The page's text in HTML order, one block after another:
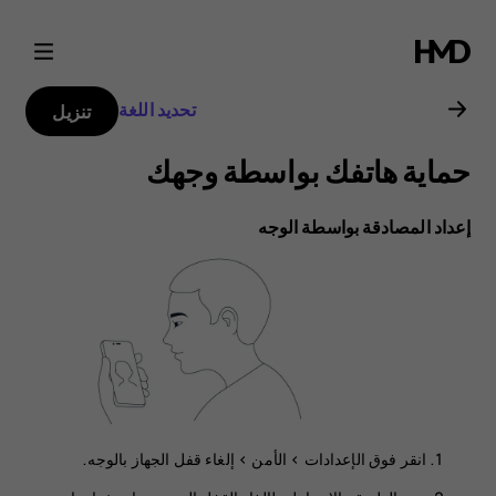
دليل
مستخدم
Nokia
G20
تحديد اللغة تنزيل
حماية هاتفك بواسطة وجهك
إعداد المصادقة بواسطة الوجه
انقر فوق الإعدادات > الأمن > إلغاء قفل الجهاز بالوجه‬‬.